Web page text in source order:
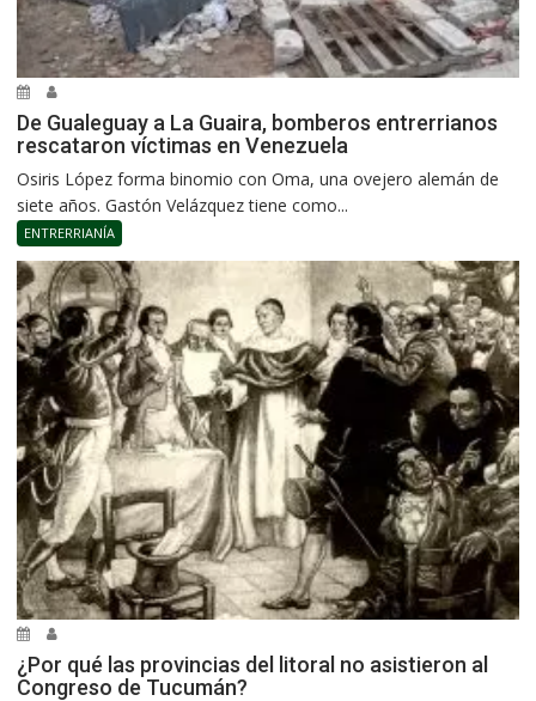
De Gualeguay a La Guaira, bomberos entrerrianos
rescataron víctimas en Venezuela
Osiris López forma binomio con Oma, una ovejero alemán de
siete años. Gastón Velázquez tiene como...
ENTRERRIANÍA
¿Por qué las provincias del litoral no asistieron al
Congreso de Tucumán?